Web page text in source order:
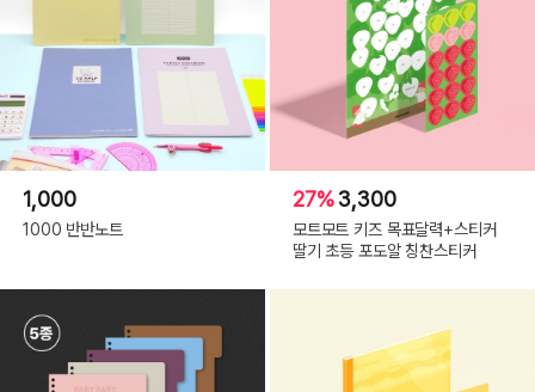
1,000
1000 반반노트
27%3,300
모트모트 키즈 목표달력+스티커
딸기 초등 포도알 칭찬스티커